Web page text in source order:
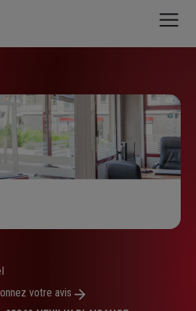
votre avis